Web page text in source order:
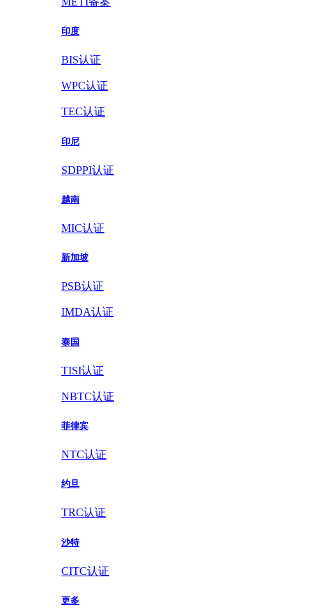
印度
BIS认证
WPC认证
TEC认证
印尼
SDPPI认证
越南
MIC认证
新加坡
PSB认证
IMDA认证
泰国
TISI认证
NBTC认证
菲律宾
NTC认证
约旦
TRC认证
沙特
CITC认证
更多